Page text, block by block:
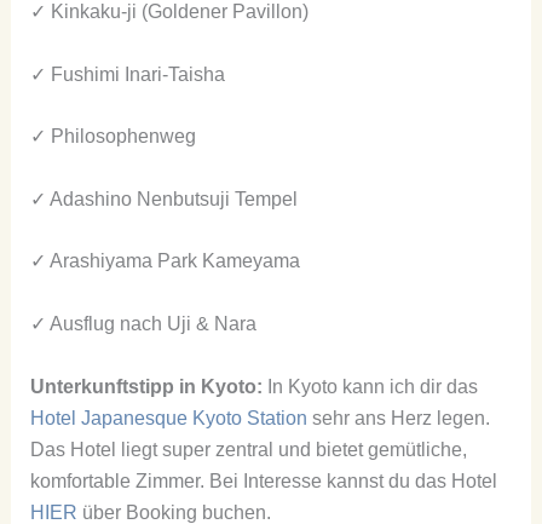
✓ Kinkaku-ji (Goldener Pavillon)
✓ Fushimi Inari-Taisha
✓ Philosophenweg
✓ Adashino Nenbutsuji Tempel
✓ Arashiyama Park Kameyama
✓ Ausflug nach Uji & Nara
Unterkunftstipp in Kyoto: In Kyoto kann ich dir das
Hotel Japanesque Kyoto Station sehr ans Herz legen.
Das Hotel liegt super zentral und bietet gemütliche,
komfortable Zimmer. Bei Interesse kannst du das Hotel
HIER über Booking buchen.